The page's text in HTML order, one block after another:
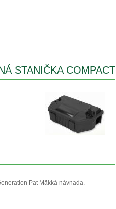
STANIČKA COMPACT
Pat Mäkká návnada.